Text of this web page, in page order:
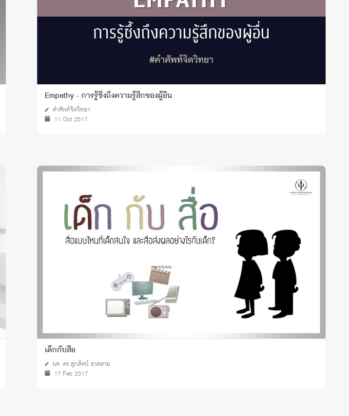
Empathy - การรู้ซึ้งถึงความรู้สึกของผู้อื่น
คำศัพท์จิตวิทยา
11 Oct 2017
เด็กกับสื่อ
ผศ. ดร.สุภลัคน์ ลวดลาย
17 Feb 2017